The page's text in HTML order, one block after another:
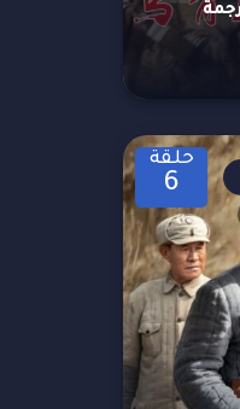
حلقة
6